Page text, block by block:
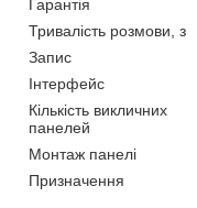
Гарантія
Тривалість розмови, з
Запис
Інтерфейс
Кількість викличних
панелей
Монтаж панелі
Призначення